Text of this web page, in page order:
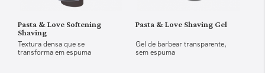
Pasta & Love Softening
Shaving
Textura densa que se
transforma em espuma
Pasta & Love Shaving Gel
Gel de barbear transparente,
sem espuma